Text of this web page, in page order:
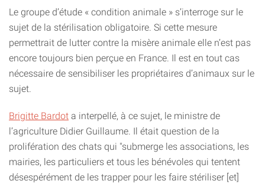
Le groupe d’étude « condition animale » s’interroge sur le
sujet de la stérilisation obligatoire. Si cette mesure
permettrait de lutter contre la misère animale elle n’est pas
encore toujours bien perçue en France. Il est en tout cas
nécessaire de sensibiliser les propriétaires d’animaux sur le
sujet.
Brigitte Bardot a interpellé, à ce sujet, le ministre de
l’agriculture Didier Guillaume. Il était question de la
prolifération des chats qui "submerge les associations, les
mairies, les particuliers et tous les bénévoles qui tentent
désespérément de les trapper pour les faire stériliser [et]